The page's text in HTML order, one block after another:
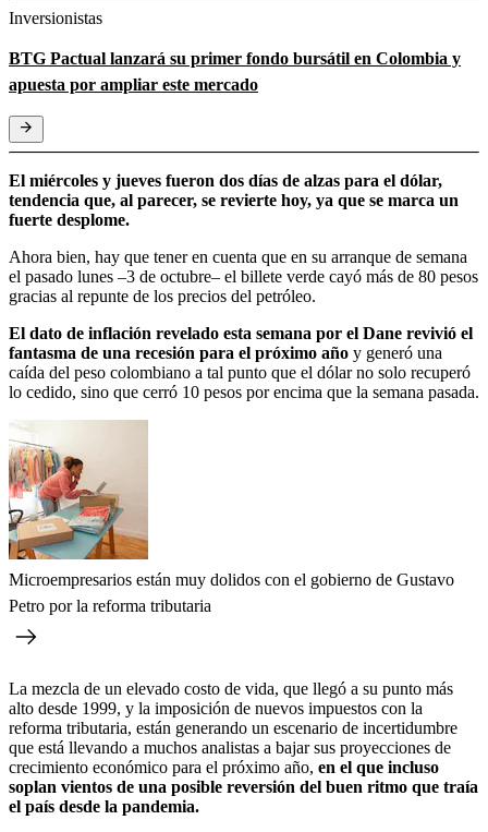
Inversionistas
BTG Pactual lanzará su primer fondo bursátil en Colombia y
apuesta por ampliar este mercado
El miércoles y jueves fueron dos días de alzas para el dólar,
tendencia que, al parecer, se revierte hoy, ya que se marca un
fuerte desplome.
Ahora bien, hay que tener en cuenta que en su arranque de semana
el pasado lunes –3 de octubre– el billete verde cayó más de 80 pesos
gracias al repunte de los precios del petróleo.
El dato de inflación revelado esta semana por el Dane revivió el
fantasma de una recesión para el próximo año y generó una
caída del peso colombiano a tal punto que el dólar no solo recuperó
lo cedido, sino que cerró 10 pesos por encima que la semana pasada.
Microempresarios están muy dolidos con el gobierno de Gustavo
Petro por la reforma tributaria
La mezcla de un elevado costo de vida, que llegó a su punto más
alto desde 1999, y la imposición de nuevos impuestos con la
reforma tributaria, están generando un escenario de incertidumbre
que está llevando a muchos analistas a bajar sus proyecciones de
crecimiento económico para el próximo año, en el que incluso
soplan vientos de una posible reversión del buen ritmo que traía
el país desde la pandemia.